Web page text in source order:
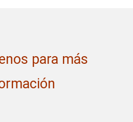
para más